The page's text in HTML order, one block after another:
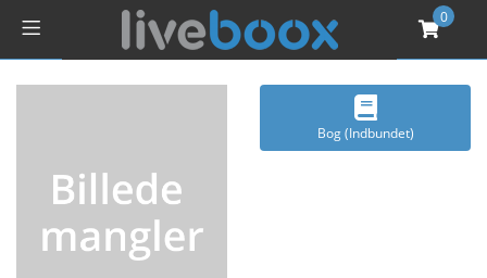
0
Bog (Indbundet)